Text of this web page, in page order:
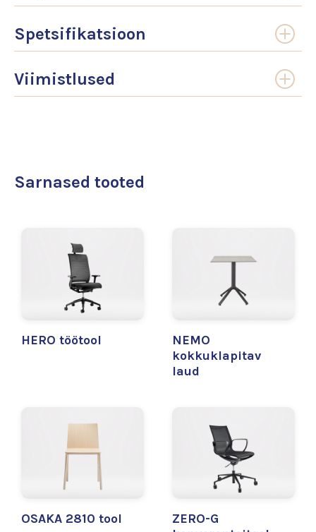
Spetsifikatsioon
Viimistlused
Sarnased tooted
HERO töötool
NEMO
kokkuklapitav
laud
OSAKA 2810 tool
ZERO-G